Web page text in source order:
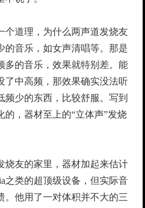
个道理，为什么两声道发烧友
的音乐，如女声清唱等。那是
多的音乐，效果就特别差。能
了中高频，那效果确实没法听
频少的东西，比较舒服。写到
的，器材至上的“立体声”发烧
烧友的家里，器材加起来估计
之类的超顶级设备，但实际音
。他用了一对体积并不大的三